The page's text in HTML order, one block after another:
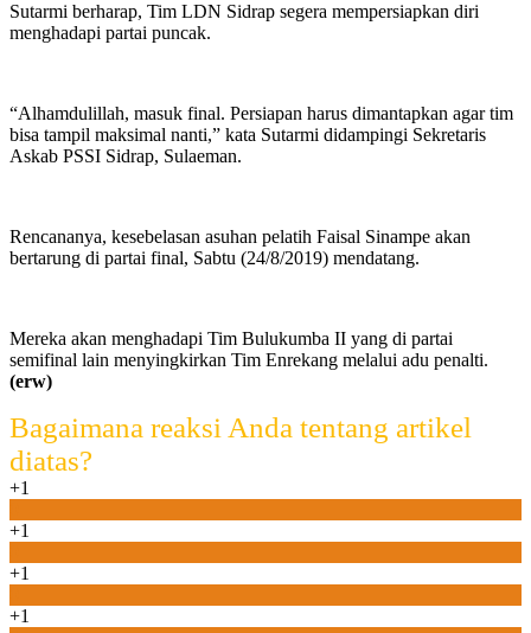
Sutarmi berharap, Tim LDN Sidrap segera mempersiapkan diri
menghadapi partai puncak.
“Alhamdulillah, masuk final. Persiapan harus dimantapkan agar tim
bisa tampil maksimal nanti,” kata Sutarmi didampingi Sekretaris
Askab PSSI Sidrap, Sulaeman.
Rencananya, kesebelasan asuhan pelatih Faisal Sinampe akan
bertarung di partai final, Sabtu (24/8/2019) mendatang.
Mereka akan menghadapi Tim Bulukumba II yang di partai
semifinal lain menyingkirkan Tim Enrekang melalui adu penalti.
(erw)
Bagaimana reaksi Anda tentang artikel
diatas?
+1
+1
+1
+1